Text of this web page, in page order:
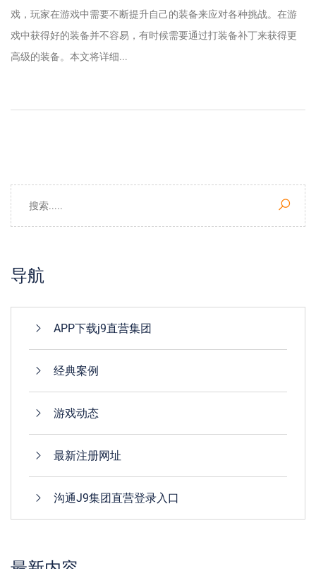
戏，玩家在游戏中需要不断提升自己的装备来应对各种挑战。在游
戏中获得好的装备并不容易，有时候需要通过打装备补丁来获得更
高级的装备。本文将详细...
导航
APP下载j9直营集团
经典案例
游戏动态
最新注册网址
沟通J9集团直营登录入口